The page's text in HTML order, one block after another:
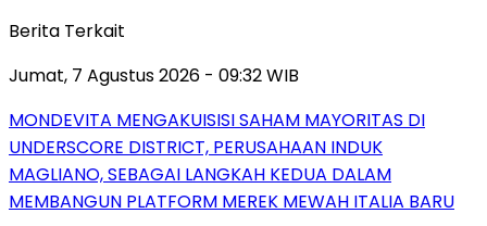
Berita Terkait
Jumat, 7 Agustus 2026 - 09:32 WIB
MONDEVITA MENGAKUISISI SAHAM MAYORITAS DI
UNDERSCORE DISTRICT, PERUSAHAAN INDUK
MAGLIANO, SEBAGAI LANGKAH KEDUA DALAM
MEMBANGUN PLATFORM MEREK MEWAH ITALIA BARU